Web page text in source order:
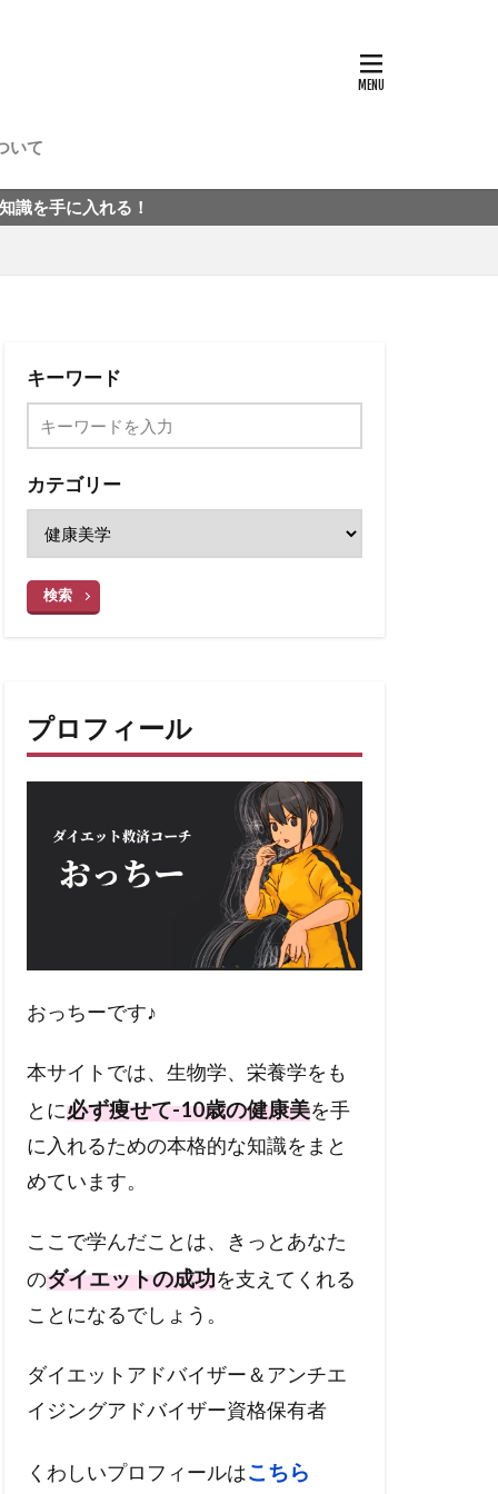
いて
！
キーワード
カテゴリー
検索
プロフィール
おっちーです♪
本サイトでは、生物学、栄養学をも
とに必ず痩せて-10歳の健康美を手
に入れるための本格的な知識をまと
めています。
ここで学んだことは、きっとあなた
のダイエットの成功を支えてくれる
ことになるでしょう。
ダイエットアドバイザー＆アンチエ
イジングアドバイザー資格保有者
くわしいプロフィールはこちら